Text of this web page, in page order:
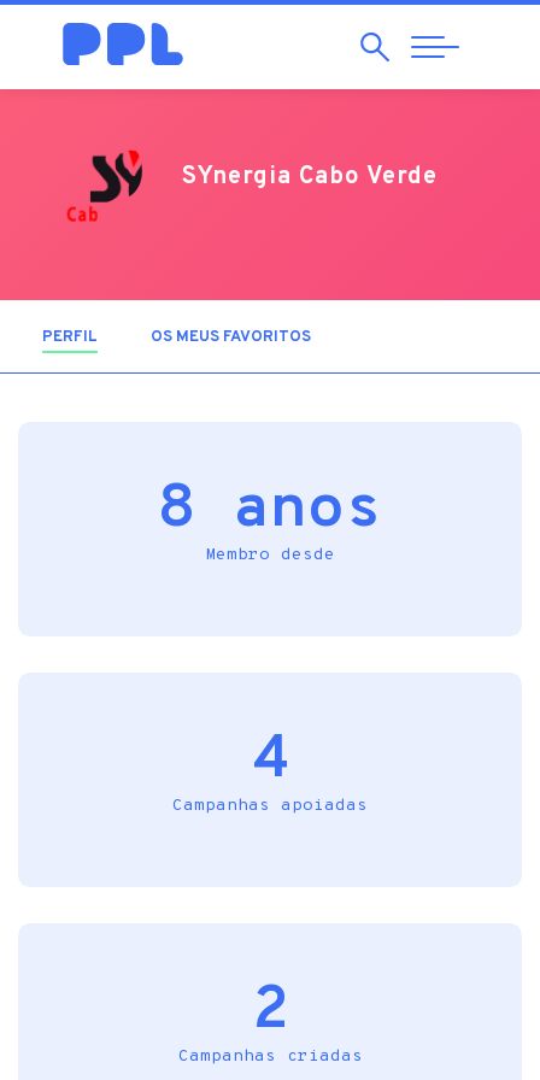
Pesquisar
Abrir
Navegação
SYnergia Cabo Verde
PERFIL (SEPARADOR ATIVO)
OS MEUS FAVORITOS
8 anos
Membro desde
4
Campanhas apoiadas
2
Campanhas criadas